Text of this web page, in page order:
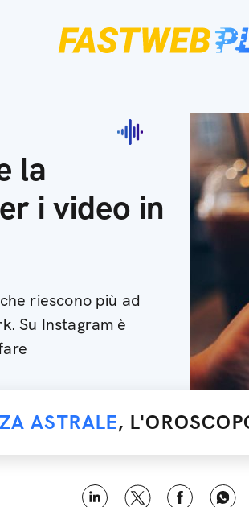
la
i video in
riescono più ad
Su Instagram è
ASTRALE,